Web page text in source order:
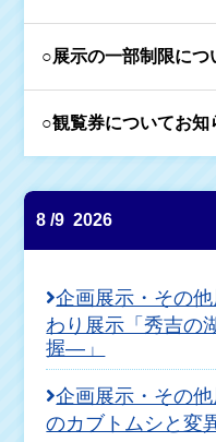
○展示の一部制限につ
○観覧券についてお知
8 9 2026
企画展示・その
わり展示「秀吉の
握―」
企画展示・その
のカブトムシと変